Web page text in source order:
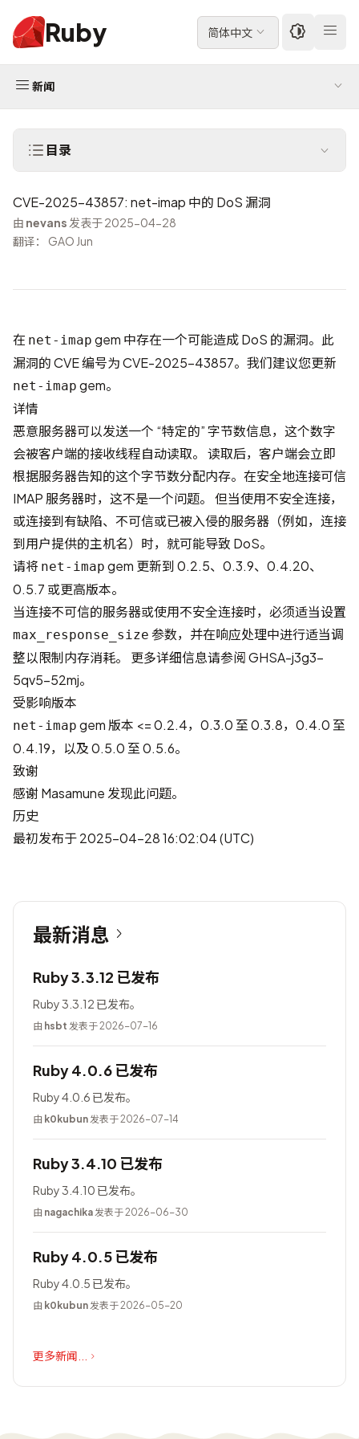
Ruby 简体中文
新闻
目录
CVE-2025-43857: net-imap 中的 DoS 漏洞
由 nevans 发表于 2025-04-28
翻译： GAO Jun
在 net-imap gem 中存在一个可能造成 DoS 的漏洞。此
漏洞的 CVE 编号为CVE-2025-43857。我们建议您更新
net-imap gem。
详情
恶意服务器可以发送一个 “特定的” 字节数信息，这个数字
会被客户端的接收线程自动读取。 读取后，客户端会立即
根据服务器告知的这个字节数分配内存。在安全地连接可信
IMAP 服务器时，这不是一个问题。 但当使用不安全连接，
或连接到有缺陷、不可信或已被入侵的服务器（例如，连接
到用户提供的主机名）时，就可能导致 DoS。
请将 net-imap gem 更新到 0.2.5、0.3.9、0.4.20、
0.5.7 或更高版本。
当连接不可信的服务器或使用不安全连接时，必须适当设置
max_response_size 参数，并在响应处理中进行适当调
整以限制内存消耗。 更多详细信息请参阅GHSA-j3g3-
5qv5-52mj。
受影响版本
net-imap gem 版本 <= 0.2.4，0.3.0 至 0.3.8，0.4.0 至
0.4.19，以及 0.5.0 至 0.5.6。
致谢
感谢 Masamune 发现此问题。
历史
最初发布于 2025-04-28 16:02:04 (UTC)
最新消息
Ruby 3.3.12 已发布
Ruby 3.3.12 已发布。
由 hsbt 发表于 2026-07-16
Ruby 4.0.6 已发布
Ruby 4.0.6 已发布。
由 k0kubun发表于 2026-07-14
Ruby 3.4.10 已发布
Ruby 3.4.10 已发布。
由 nagachika发表于 2026-06-30
Ruby 4.0.5 已发布
Ruby 4.0.5 已发布。
由 k0kubun发表于 2026-05-20
更多新闻...